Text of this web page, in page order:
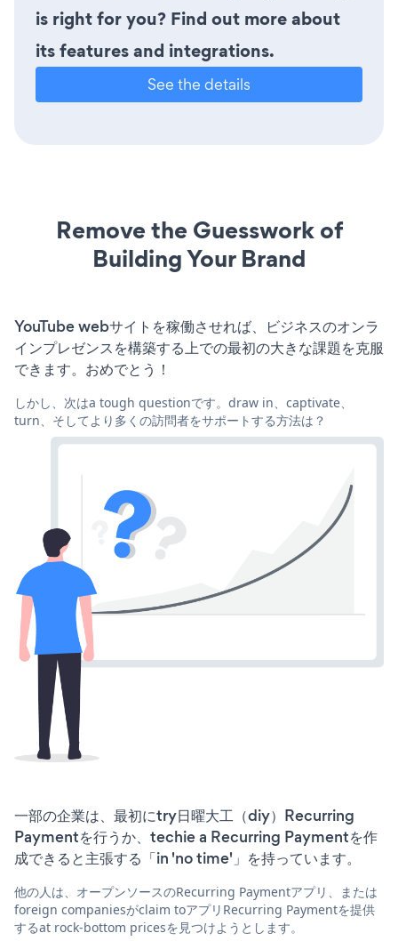
is right for you? Find out more about
its features and integrations.
See the details
Remove the Guesswork of
Building Your Brand
YouTube webサイトを稼働させれば、ビジネスのオンラ
インプレゼンスを構築する上での最初の大きな課題を克服
できます。おめでとう！
しかし、次はa tough questionです。draw in、captivate、
turn、そしてより多くの訪問者をサポートする方法は？
一部の企業は、最初にtry日曜大工（diy）Recurring
Paymentを行うか、techie a Recurring Paymentを作
成できると主張する「in 'no time'」を持っています。
他の人は、オープンソースのRecurring Paymentアプリ、または
foreign companiesがclaim toアプリRecurring Paymentを提供
するat rock-bottom pricesを見つけようとします。